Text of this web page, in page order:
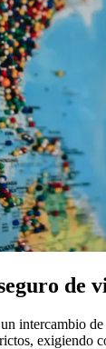
de
intercambio
exigiendo